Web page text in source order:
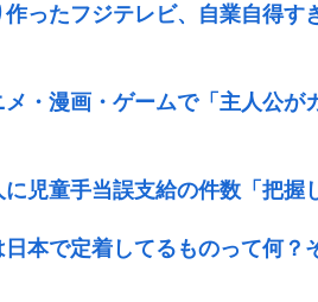
ったフジテレビ、自業自得す
メ・漫画・ゲームで「主人公が
児童手当誤支給の件数「把握
本で定着してるものって何？